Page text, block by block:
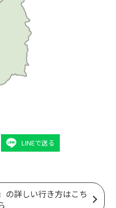
LINEで送る
の詳しい行き方はこち